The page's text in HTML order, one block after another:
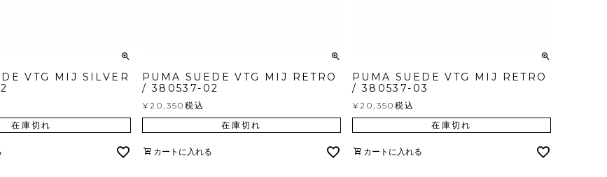
VTG MIJ SILVER
在庫切れ
PUMA SUEDE VTG MIJ RETRO
/ 380537-02
¥20,350 税込
在庫切れ
カートに入れる
PUMA SUEDE VTG MIJ RETRO
/ 380537-03
¥20,350 税込
在庫切れ
カートに入れる